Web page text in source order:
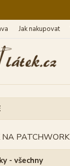
Jak nakupovat
NA PATCHWORK
- všechny